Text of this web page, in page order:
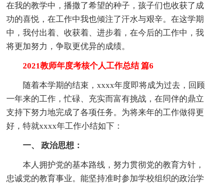
在我的教学中，播撒了希望的种子，孩子们也收获了成
功的喜悦，在工作中我也倾注了汗水与艰辛。在这学期
中，我付出着、收获着、进步着，在今后的工作中，我
将更加努力，争取更优异的成绩。
2021教师年度考核个人工作总结 篇6
随着本学期的结束，xxxx年度即将成为过去，回顾
一年来的工作，忙碌、充实而富有挑战，在同伴的鼎立
支持下努力地完成了各项任务。为将来年的工作做得更
好，特就xxxx年工作小结如下：
一、 政治思想：
本人拥护党的基本路线，努力贯彻党的教育方针，
忠诚党的教育事业。能坚持准时参加学校组织的政治学